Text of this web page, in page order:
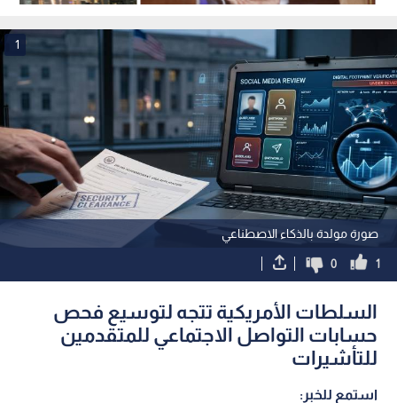
الاعتراضية الذي تعاني
تماسكه
صورة مولدة بالذكاء الاصطناعي
1
1
0
السلطات الأمريكية تتجه لتوسيع فحص
حسابات التواصل الاجتماعي للمتقدمين
للتأشيرات
استمع للخبر: